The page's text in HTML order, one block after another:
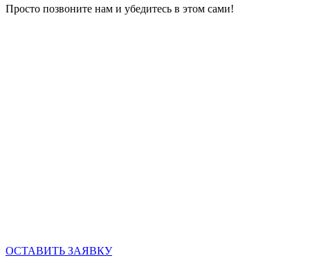
Просто позвоните нам и убедитесь в этом сами!
ОСТАВИТЬ ЗАЯВКУ